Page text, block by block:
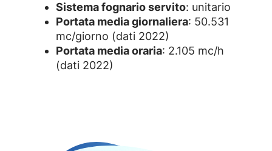
Sistema fognario servito: unitario
Portata media giornaliera: 50.531
mc/giorno (dati 2022)
Portata media oraria: 2.105 mc/h
(dati 2022)